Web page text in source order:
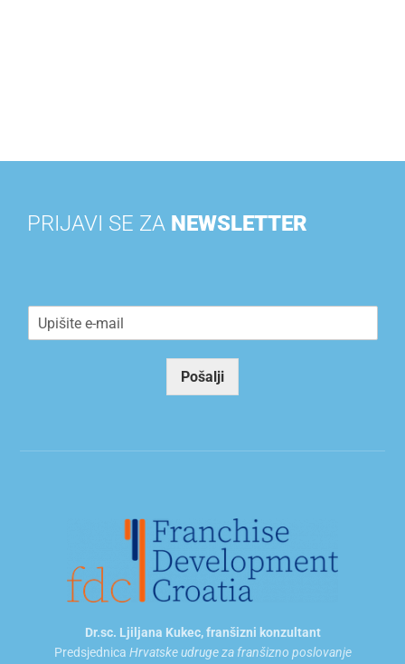
PRIJAVI SE ZANEWSLETTER
m
Pošalji
Dr.sc. Ljiljana Kukec, franšizni konzultant
Predsjednica Hrvatske udruge za franšizno poslovanje